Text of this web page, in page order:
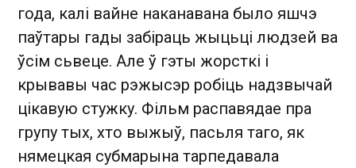
года, калі вайне наканавана было яшчэ
паўтары гады забіраць жыцьці людзей ва
ўсім сьвеце. Але ў гэты жорсткі і
крывавы час рэжысэр робіць надзвычай
цікавую стужку. Фільм распавядае пра
групу тых, хто выжыў, пасьля таго, як
нямецкая субмарына тарпедавала